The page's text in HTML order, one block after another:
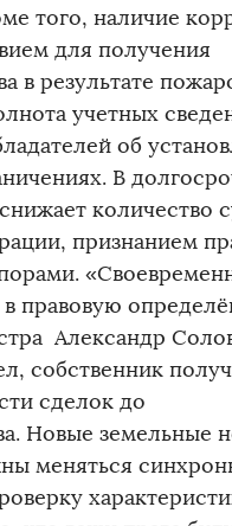
того, наличие
для получения
в результате
учетных
об
В
количество
признанием
правовую
Александр
собственник
сделок до
Новые земельные
меняться